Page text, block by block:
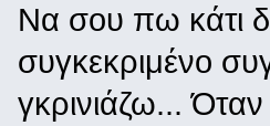
Να σου πω κάτι
συγκεκριμένο
γκρινιάζω...